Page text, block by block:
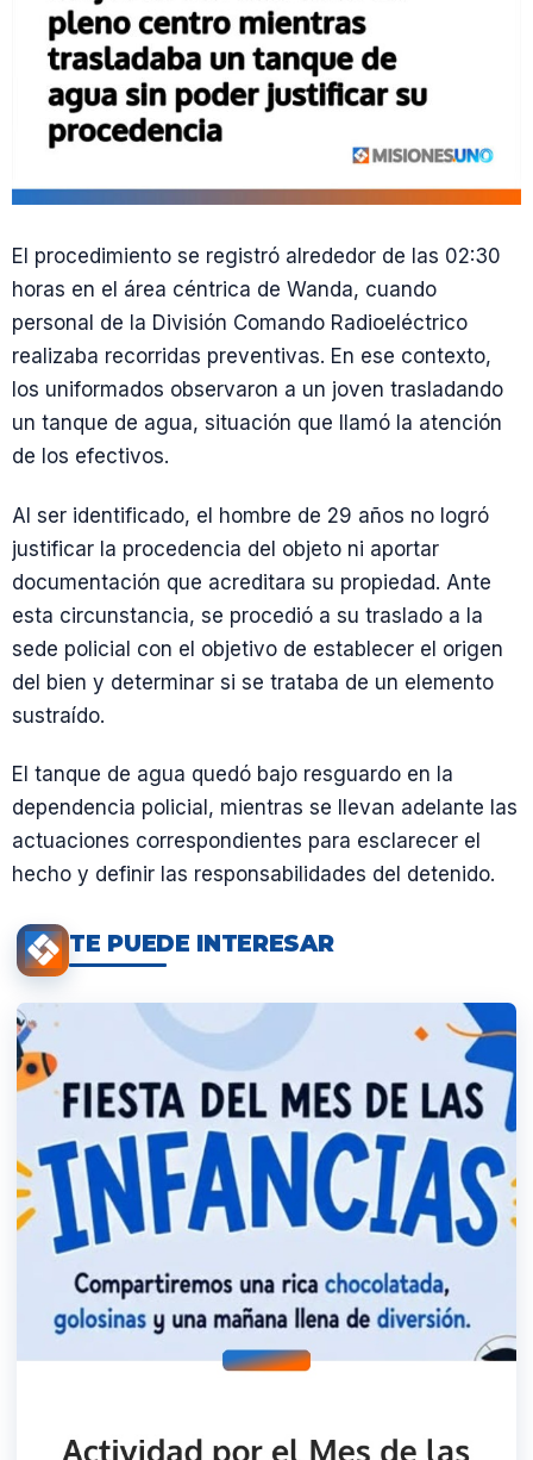
El procedimiento se registró alrededor de las 02:30
horas en el área céntrica de Wanda, cuando
personal de la División Comando Radioeléctrico
realizaba recorridas preventivas. En ese contexto,
los uniformados observaron a un joven trasladando
un tanque de agua, situación que llamó la atención
de los efectivos.
Al ser identificado, el hombre de 29 años no logró
justificar la procedencia del objeto ni aportar
documentación que acreditara su propiedad. Ante
esta circunstancia, se procedió a su traslado a la
sede policial con el objetivo de establecer el origen
del bien y determinar si se trataba de un elemento
sustraído.
El tanque de agua quedó bajo resguardo en la
dependencia policial, mientras se llevan adelante las
actuaciones correspondientes para esclarecer el
hecho y definir las responsabilidades del detenido.
TE PUEDE INTERESAR